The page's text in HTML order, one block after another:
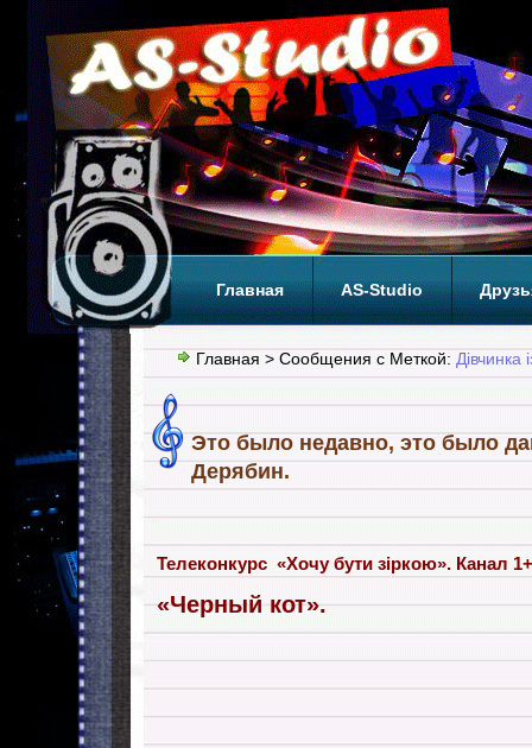
Главная AS-Studio
Теги ТОП
Главная > Сообщения с Меткой: Дівчинка
Это было недавно, это было
Дерябин.
Телеконкурс «Хочу бути зіркою». Канал
«Черный кот».